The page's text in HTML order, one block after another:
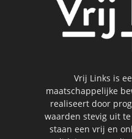
Vrij Links is
maatschappelijke
realiseert door
waarden stevig uit
staan een vrij en